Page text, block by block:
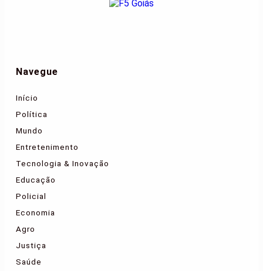
Navegue
Início
Política
Mundo
Entretenimento
Tecnologia & Inovação
Educação
Policial
Economia
Agro
Justiça
Saúde